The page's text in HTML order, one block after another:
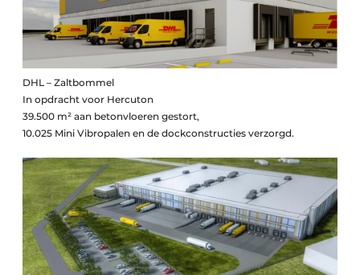
DHL – Zaltbommel
In opdracht voor Hercuton
39.500 m² aan betonvloeren gestort,
10.025 Mini Vibropalen en de dockconstructies verzorgd.